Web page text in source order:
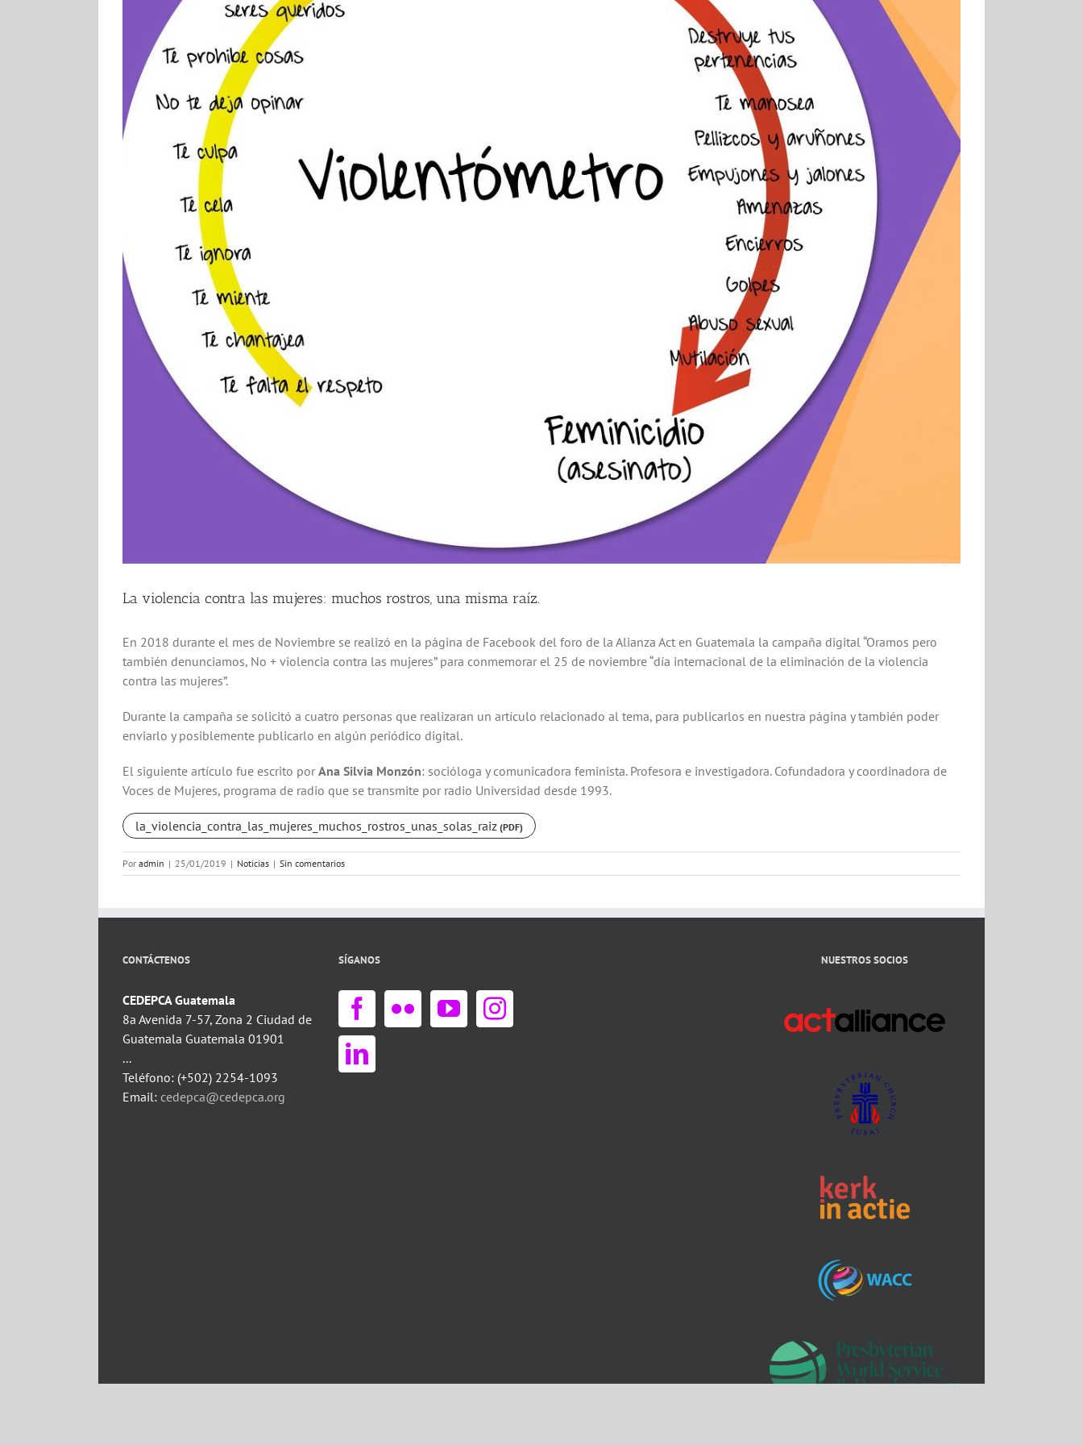
La violencia contra las mujeres: muchos rostros, una misma raíz.
En 2018 durante el mes de Noviembre se realizó en la página de Facebook del foro de la Alianza Act en Guatemala la campaña digital “Oramos pero
también denunciamos, No + violencia contra las mujeres” para conmemorar el 25 de noviembre “día internacional de la eliminación de la violencia
contra las mujeres”.
Durante la campaña se solicitó a cuatro personas que realizaran un artículo relacionado al tema, para publicarlos en nuestra página y también poder
enviarlo y posiblemente publicarlo en algún periódico digital.
El siguiente artículo fue escrito por Ana Silvia Monzón: socióloga y comunicadora feminista. Profesora e investigadora. Cofundadora y coordinadora de
Voces de Mujeres, programa de radio que se transmite por radio Universidad desde 1993.
la_violencia_contra_las_mujeres_muchos_rostros_unas_solas_raiz
Por admin | 25/01/2019 | Noticias | Sin comentarios
CONTÁCTENOS
CEDEPCA Guatemala
8a Avenida 7-57, Zona 2 Ciudad de
Guatemala Guatemala 01901
...
Teléfono: (+502) 2254-1093
Email: cedepca@cedepca.org
SÍGANOS NUESTROS SOCIOS